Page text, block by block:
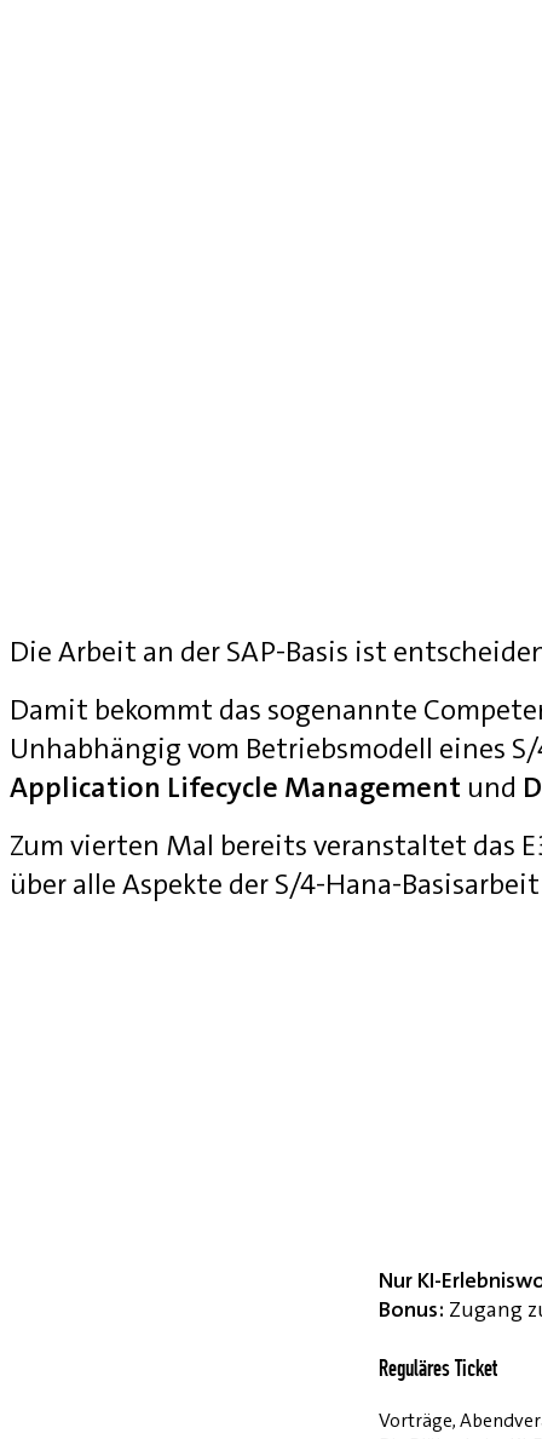
Die Arbeit an der SAP-Basis ist
Damit bekommt das sogenannte
Unhabhängig vom Betriebsmodell eines
Application Lifecycle Management und
Zum vierten Mal bereits veranstaltet das
über alle Aspekte der S/4-Hana-
Nur KI-
Bonus: Zugang
Reguläres Ticket
Vorträge,